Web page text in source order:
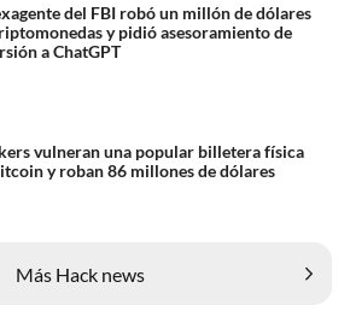
del FBI robó un millón de dólares
y pidió asesoramiento de
a ChatGPT
vulneran una popular billetera física
y roban 86 millones de dólares
Más Hack news